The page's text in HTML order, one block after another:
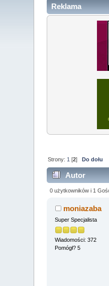
Reklama
Strony: 1 [2] Do dołu
Autor
0 użytkowników i 1
moniazaba
Super Specjalista
Wiadomości: 372
Pomógł? 5